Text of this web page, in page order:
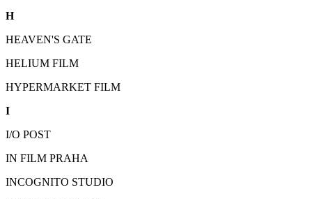
H
HEAVEN'S GATE
HELIUM FILM
HYPERMARKET FILM
I
I/O POST
IN FILM PRAHA
INCOGNITO STUDIO